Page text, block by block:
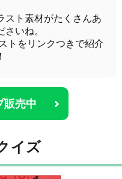
スト素材がたくさんあ
いね。
トをリンクつきで紹介
販売中
イズ